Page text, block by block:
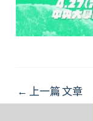
Post
navigation
← 上一篇 文章